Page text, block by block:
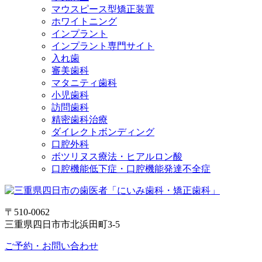
マウスピース型矯正装置
ホワイトニング
インプラント
インプラント専門サイト
入れ歯
審美歯科
マタニティ歯科
小児歯科
訪問歯科
精密歯科治療
ダイレクトボンディング
口腔外科
ボツリヌス療法・ヒアルロン酸
口腔機能低下症・口腔機能発達不全症
〒510-0062
三重県四日市市北浜田町3-5
ご予約・お問い合わせ